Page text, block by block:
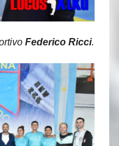
Federico Ricci.